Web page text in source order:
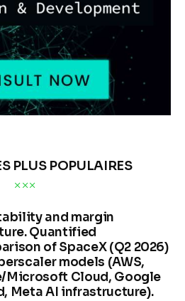
PLUS POPULAIRES
and margin
Quantified
of SpaceX (Q2 2026)
models (AWS,
Microsoft Cloud, Google
Meta AI infrastructure).